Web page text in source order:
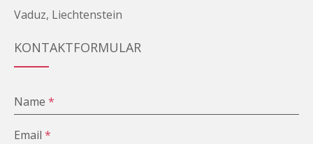
Vaduz, Liechtenstein
KONTAKTFORMULAR
Name*
Email*